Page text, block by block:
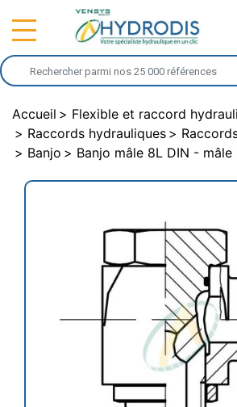
Accueil
Flexible et raccord
Raccords hydrauliques
Banjo
Banjo mâle 8L DIN - mâle